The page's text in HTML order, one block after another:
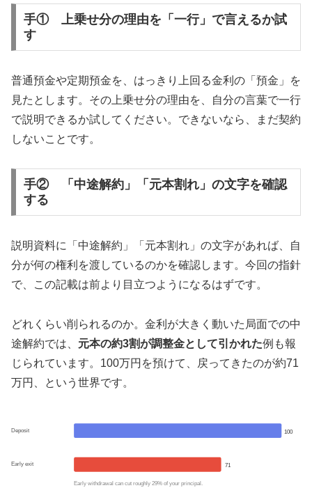
手① 上乗せ分の理由を「一行」で言えるか試
す
普通預金や定期預金を、はっきり上回る金利の「預金」を
見たとします。その上乗せ分の理由を、自分の言葉で一行
で説明できるか試してください。できないなら、まだ契約
しないことです。
手② 「中途解約」「元本割れ」の文字を確認
する
説明資料に「中途解約」「元本割れ」の文字があれば、自
分が何の権利を渡しているのかを確認します。今回の指針
で、この記載は前より目立つようになるはずです。
どれくらい削られるのか。金利が大きく動いた局面での中
途解約では、 元本の約3割が調整金として引かれた例も報
じられています。100万円を預けて、戻ってきたのが約71
万円、という世界です。
Deposit 100
Early exit 71
Early withdrawal can cut roughly 29% of your principal.